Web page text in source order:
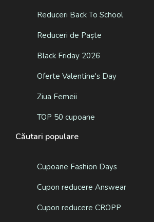
Reduceri Back To School
Reduceri de Paște
Black Friday 2026
Oferte Valentine's Day
Ziua Femeii
TOP 50 cupoane
Căutari populare
Cupoane Fashion Days
Cupon reducere Answear
Cupon reducere CROPP